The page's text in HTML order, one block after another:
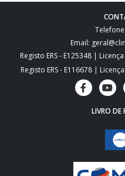
Email:
Registo ERS - E125348 |
Registo ERS - E116678 |
LIVRO DE